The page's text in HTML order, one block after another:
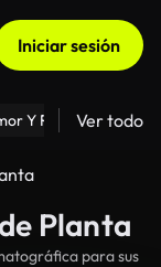
Iniciar sesión
Y Relaciones
Ver todo
Planta
para sus